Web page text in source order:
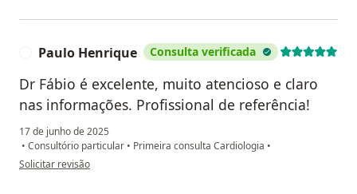
Paulo Henrique Consulta verificada
Dr Fábio é excelente, muito atencioso e claro
nas informações. Profissional de referência!
17 de junho de 2025
• Consultório particular • Primeira consulta Cardiologia •
na opinião do utilizador Paulo Henrique
Solicitar revisão